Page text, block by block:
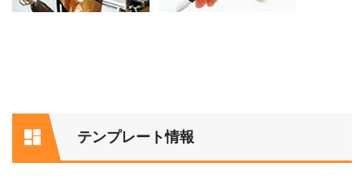
テンプレート情報